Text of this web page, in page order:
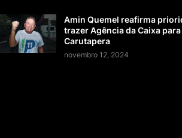
Amin Quemel reafirma
trazer Agência da Caixa para
Carutapera
novembro 12, 2024